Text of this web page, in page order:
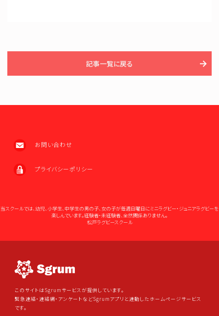
記事一覧に戻る
お問い合わせ
プライバシーポリシー
当スクールでは、幼児、小学生、中学生の男の子、女の子が毎週日曜日にミニラグビー・ジュニアラグビーを
楽しんでいます。経験者・未経験者、全然関係ありません。
松戸ラグビースクール
このサイトはSgrumサービスが提供しています。
緊急連絡・連絡網・アンケートなどSgrumアプリと連動したホームページサービス
です。